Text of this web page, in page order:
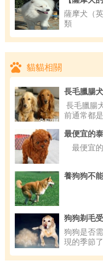
薩摩犬（
類
貓貓相關
長毛臘腸
前通常都
最便宜的
最便宜
養狗狗不
狗狗是否
現的季節了